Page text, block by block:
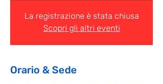
La registrazione è stata chiusa
Scopri gli altri eventi
Orario & Sede